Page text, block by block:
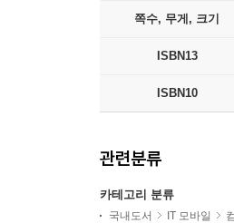
쪽수, 무게, 크기
ISBN13
ISBN10
관련분류
카테고리 분류
국내도서 IT 모바일